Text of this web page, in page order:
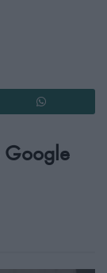
Google